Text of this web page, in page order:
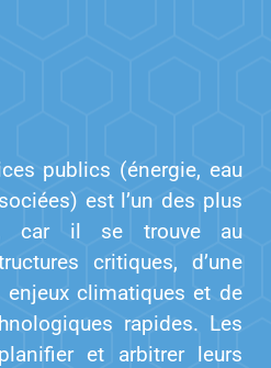
publics (énergie, eau
est l’un des plus
car il se trouve au
critiques, d’une
climatiques et de
rapides. Les
et arbitrer leurs